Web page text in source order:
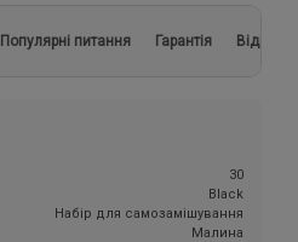
Популярні питання Гарантія Відгуки
30
Black
Набір для самозамішування
Малина